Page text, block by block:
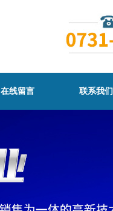
在线留言 联系我们